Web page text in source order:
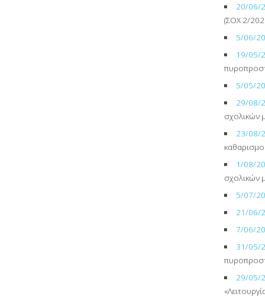
20/06/
(ΣΟΧ 2/
5/06/
19/05/
5/05/
29/08/
σχολικών
23/08/
1/08/
σχολικών
5/07/
21/06/
7/06/
31/05/
29/05/